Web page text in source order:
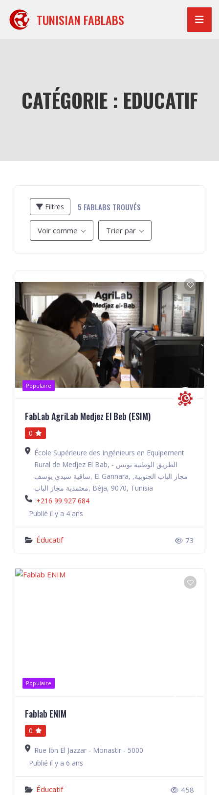
contenu
TUNISIAN FABLABS
CATÉGORIE : EDUCATIF
Filtres 5 FABLABS TROUVÉS
Voir comme Trier par
Populaire
FabLab AgriLab Medjez El Beb (ESIM)
0
École Supérieure des Ingénieurs en Equipement
Rural de Medjez El Bab, الطريق الوطنية تونس -
ساقية سيدي يوسف, El Gannara, مجاز الباب الجنوبية,
معتمدية مجاز الباب, Béja, 9070, Tunisia
+216 99 927 684
Publié il y a 4 ans
Éducatif 73
Populaire
Fablab ENIM
0
Rue Ibn El Jazzar - Monastir - 5000
Publié il y a 6 ans
Éducatif 458